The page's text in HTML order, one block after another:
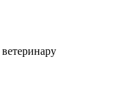
ветеринару